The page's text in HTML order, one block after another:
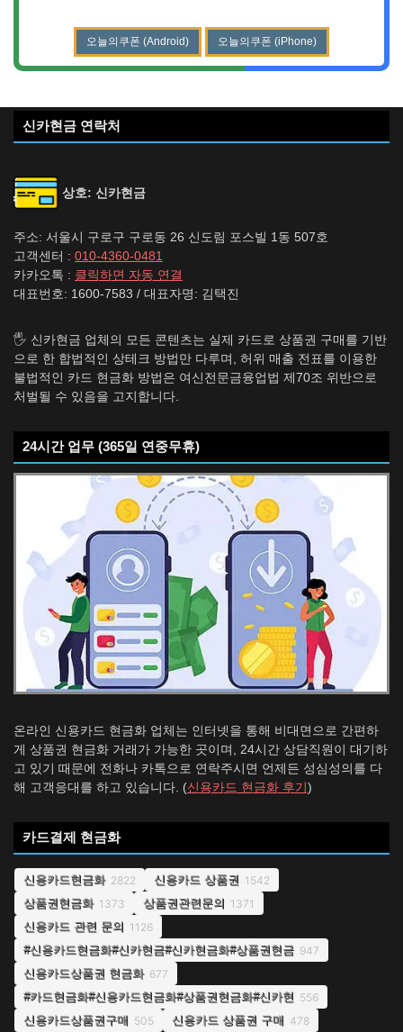
오늘의쿠폰 (Android) 오늘의쿠폰 (iPhone)
신카현금 연락처
상호: 신카현금
주소: 서울시 구로구 구로동 26 신도림 포스빌 1동 507호
고객센터 : 010-4360-0481
카카오톡 : 클릭하면 자동 연결
대표번호: 1600-7583 / 대표자명: 김택진
🖐️ 신카현금 업체의 모든 콘텐츠는 실제 카드로 상품권 구매를 기반
으로 한 합법적인 상테크 방법만 다루며, 허위 매출 전표를 이용한
불법적인 카드 현금화 방법은 여신전문금융업법 제70조 위반으로
처벌될 수 있음을 고지합니다.
24시간 업무 (365일 연중무휴)
온라인 신용카드 현금화 업체는 인터넷을 통해 비대면으로 간편하
게 상품권 현금화 거래가 가능한 곳이며, 24시간 상담직원이 대기하
고 있기 때문에 전화나 카톡으로 연락주시면 언제든 성심성의를 다
해 고객응대를 하고 있습니다. (신용카드 현금화 후기 )
카드결제 현금화
신용카드현금화 2822 신용카드 상품권 1542
상품권현금화 1373 상품권관련문의 1371
신용카드 관련 문의 1126
#신용카드현금화#신카현금#신카현금화#상품권현금 947
신용카드상품권 현금화 677
#카드현금화#신용카드현금화#상품권현금화#신카현 556
신용카드상품권구매 505 신용카드 상품권 구매 478